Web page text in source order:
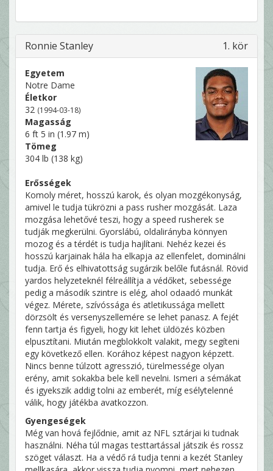
Ronnie Stanley 1. kör
Egyetem
Notre Dame
Életkor
32 (1994-03-18)
Magasság
6 ft 5 in (1.97 m)
Tömeg
304 lb (138 kg)
Erősségek
Komoly méret, hosszú karok, és olyan mozgékonyság,
amivel le tudja tükrözni a pass rusher mozgását. Laza
mozgása lehetővé teszi, hogy a speed rusherek se
tudják megkerülni. Gyorslábú, oldalirányba könnyen
mozog és a térdét is tudja hajlítani. Nehéz kezei és
hosszú karjainak hála ha elkapja az ellenfelet, dominálni
tudja. Erő és elhivatottság sugárzik belőle futásnál. Rövid
yardos helyzeteknél félreállítja a védőket, sebessége
pedig a második szintre is elég, ahol odaadó munkát
végez. Mérete, szívóssága és atletikussága mellett
dörzsölt és versenyszellemére se lehet panasz. A fejét
fenn tartja és figyeli, hogy kit lehet üldözés közben
elpusztítani. Miután megblokkolt valakit, megy segíteni
egy következő ellen. Korához képest nagyon képzett.
Nincs benne túlzott agresszió, türelmessége olyan
erény, amit sokakba bele kell nevelni. Ismeri a sémákat
és igyekszik addig tolni az emberét, míg esélytelenné
válik, hogy játékba avatkozzon.
Gyengeségek
Még van hová fejlődnie, amit az NFL sztárjai ki tudnak
használni. Néha túl magas testtartással játszik és rossz
szöget választ. Ha a védő rá tudja tenni a kezét Stanley